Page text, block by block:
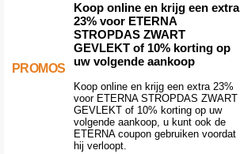
PROMOS
Koop online en krijg een extra
23% voor ETERNA
STROPDAS ZWART
GEVLEKT of 10% korting op
uw volgende aankoop
Koop online en krijg een extra 23%
voor ETERNA STROPDAS ZWART
GEVLEKT of 10% korting op uw
volgende aankoop, u kunt ook de
ETERNA coupon gebruiken voordat
hij verloopt.